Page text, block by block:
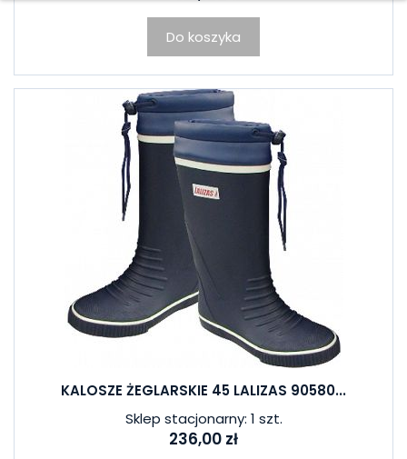
Do koszyka
KALOSZE ŻEGLARSKIE 45 LALIZAS 90580...
Sklep stacjonarny: 1 szt.
236,00 zł